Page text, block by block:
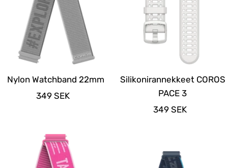
Nylon Watchband 22mm
Alennushinta
349 SEK
Silikonirannekkeet COROS
PACE 3
Alennushinta
349 SEK